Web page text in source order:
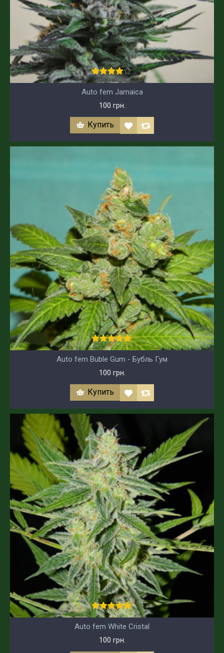
Auto fem Jamaica
100 грн.
Купить
Auto fem Buble Gum - Бубль Гум
100 грн.
Купить
Auto fem White Cristal
100 грн.